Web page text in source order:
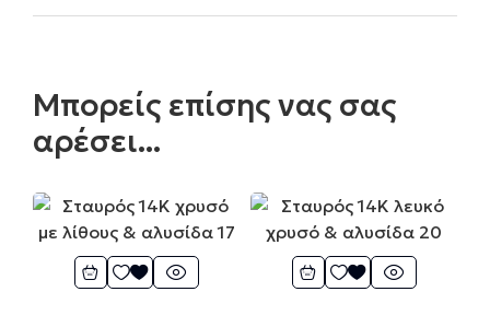
Μπορείς επίσης νας σας
αρέσει...